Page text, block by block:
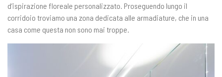
d’ispirazione floreale personalizzato. Proseguendo lungo il
corridoio troviamo una zona dedicata alle armadiature, che in una
casa come questa non sono mai troppe.